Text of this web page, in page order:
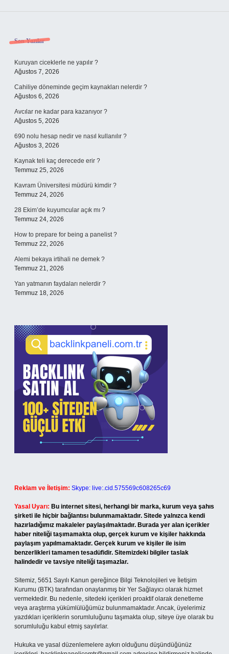
Sidebar
Son Yazılar
Kuruyan ciceklerle ne yapılır ?
Ağustos 7, 2026
Cahiliye döneminde geçim kaynakları nelerdir ?
Ağustos 6, 2026
Avcılar ne kadar para kazanıyor ?
Ağustos 5, 2026
690 nolu hesap nedir ve nasıl kullanılır ?
Ağustos 3, 2026
Kaynak teli kaç derecede erir ?
Temmuz 25, 2026
Kavram Üniversitesi müdürü kimdir ?
Temmuz 24, 2026
28 Ekim’de kuyumcular açık mı ?
Temmuz 24, 2026
How to prepare for being a panelist ?
Temmuz 22, 2026
Alemi bekaya irtihali ne demek ?
Temmuz 21, 2026
Yan yatmanın faydaları nelerdir ?
Temmuz 18, 2026
Reklam ve İletişim: Skype: live:.cid.575569c608265c69
Yasal Uyarı: Bu internet sitesi, herhangi bir marka, kurum veya şahıs
şirketi ile hiçbir bağlantısı bulunmamaktadır. Sitede yalnızca kendi
hazırladığımız makaleler paylaşılmaktadır. Burada yer alan içerikler
haber niteliği taşımamakta olup, gerçek kurum ve kişiler hakkında
paylaşım yapılmamaktadır. Gerçek kurum ve kişiler ile isim
benzerlikleri tamamen tesadüfidir. Sitemizdeki bilgiler taslak
halindedir ve tavsiye niteliği taşımazlar.
Sitemiz, 5651 Sayılı Kanun gereğince Bilgi Teknolojileri ve İletişim
Kurumu (BTK) tarafından onaylanmış bir Yer Sağlayıcı olarak hizmet
vermektedir. Bu nedenle, sitedeki içerikleri proaktif olarak denetleme
veya araştırma yükümlülüğümüz bulunmamaktadır. Ancak, üyelerimiz
yazdıkları içeriklerin sorumluluğunu taşımakta olup, siteye üye olarak bu
sorumluluğu kabul etmiş sayılırlar.
Hukuka ve yasal düzenlemelere aykırı olduğunu düşündüğünüz